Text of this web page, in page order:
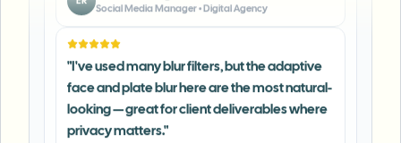
face and plate blur here are the most natural-
looking — great for client deliverables where
privacy matters."
LT
Lisa Thompson